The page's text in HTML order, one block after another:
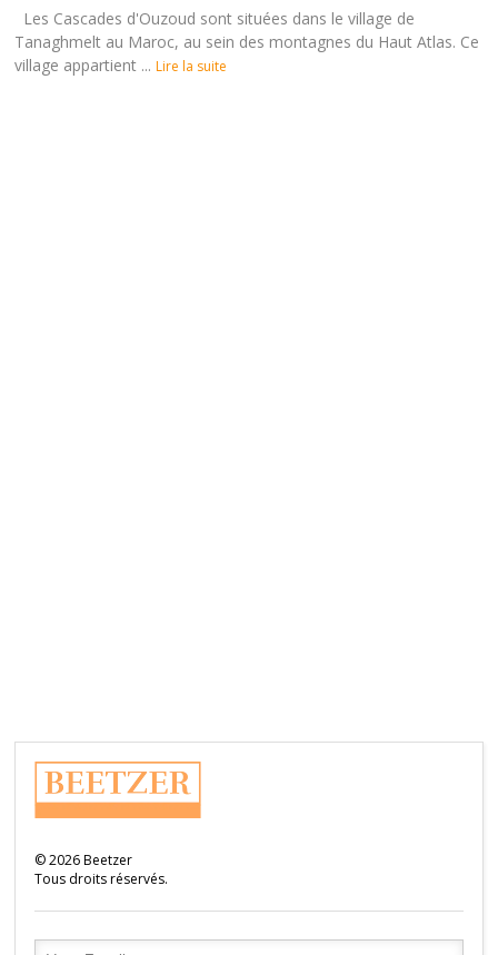
Les Cascades d'Ouzoud sont situées dans le village de
Tanaghmelt au Maroc, au sein des montagnes du Haut Atlas. Ce
village appartient ... Lire la suite
©2026Beetzer
Tous droits réservés.